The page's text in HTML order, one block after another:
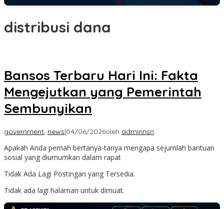
distribusi dana
Bansos Terbaru Hari Ini: Fakta
Mengejutkan yang Pemerintah
Sembunyikan
government, news|04/06/2026oleh adminnsn
Apakah Anda pernah bertanya-tanya mengapa sejumlah bantuan
sosial yang diumumkan dalam rapat
Tidak Ada Lagi Postingan yang Tersedia.
Tidak ada lagi halaman untuk dimuat.